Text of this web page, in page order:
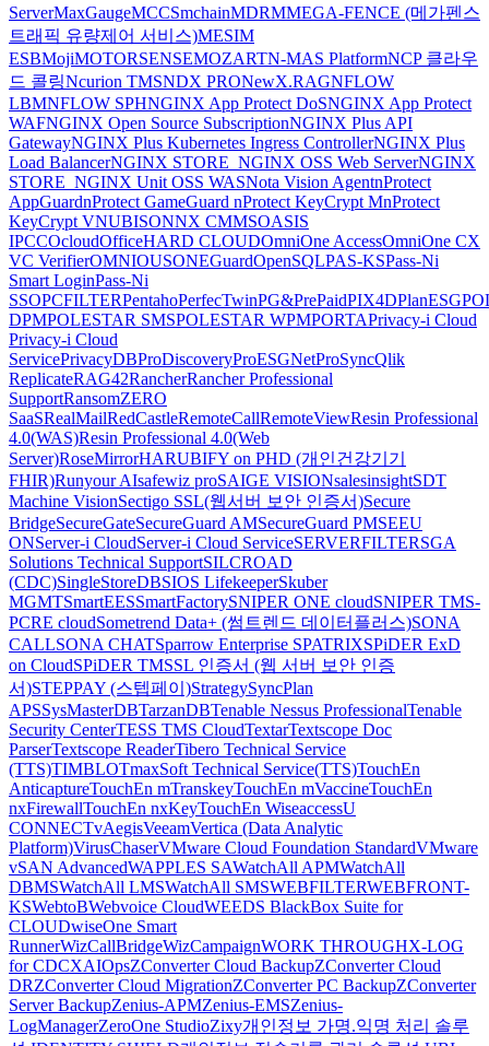
ServerMaxGaugeMCCSmchainMDRMMEGA-FENCE (메가펜스
트래픽 유량제어 서비스)MESIM
ESBMojiMOTORSENSEMOZARTN-MAS PlatformNCP 클라우
드 콜링Ncurion TMSNDX PRONewX.RAGNFLOW
LBMNFLOW SPHNGINX App Protect DoSNGINX App Protect
WAFNGINX Open Source SubscriptionNGINX Plus API
GatewayNGINX Plus Kubernetes Ingress ControllerNGINX Plus
Load BalancerNGINX STORE_NGINX OSS Web ServerNGINX
STORE_NGINX Unit OSS WASNota Vision AgentnProtect
AppGuardnProtect GameGuard nProtect KeyCrypt MnProtect
KeyCrypt VNUBISONNX CMMSOASIS
IPCCOcloudOfficeHARD CLOUDOmniOne AccessOmniOne CX
VC VerifierOMNIOUSONEGuardOpenSQLPAS-KSPass-Ni
Smart LoginPass-Ni
SSOPCFILTERPentahoPerfecTwinPG&PrePaidPIX4DPlanESG
DPMPOLESTAR SMSPOLESTAR WPMPORTAPrivacy-i Cloud
Privacy-i Cloud
ServicePrivacyDBProDiscoveryProESGNetProSyncQlik
ReplicateRAG42RancherRancher Professional
SupportRansomZERO
SaaSRealMailRedCastleRemoteCallRemoteViewResin Professional
4.0(WAS)Resin Professional 4.0(Web
Server)RoseMirrorHARUBIFY on PHD (개인건강기기
FHIR)Runyour AIsafewiz proSAIGE VISIONsalesinsightSDT
Machine VisionSectigo SSL(웹서버 보안 인증서)Secure
BridgeSecureGateSecureGuard AMSecureGuard PMSEEU
ONServer-i CloudServer-i Cloud ServiceSERVERFILTERSGA
Solutions Technical SupportSILCROAD
(CDC)SingleStoreDBSIOS LifekeeperSkuber
MGMTSmartEESSmartFactorySNIPER ONE cloudSNIPER TMS-
PCRE cloudSometrend Data+ (썸트렌드 데이터플러스)SONA
CALLSONA CHATSparrow Enterprise SPATRIXSPiDER ExD
on CloudSPiDER TMSSL 인증서 (웹 서버 보안 인증
서)STEPPAY (스텝페이)StrategySyncPlan
APSSysMasterDBTarzanDBTenable Nessus ProfessionalTenable
Security CenterTESS TMS CloudTextarTextscope Doc
ParserTextscope ReaderTibero Technical Service
(TTS)TIMBLOTmaxSoft Technical Service(TTS)TouchEn
AnticaptureTouchEn mTranskeyTouchEn mVaccineTouchEn
nxFirewallTouchEn nxKeyTouchEn WiseaccessU
CONNECTvAegisVeeamVertica (Data Analytic
Platform)VirusChaserVMware Cloud Foundation StandardVMware
vSAN AdvancedWAPPLES SAWatchAll APMWatchAll
DBMSWatchAll LMSWatchAll SMSWEBFILTERWEBFRONT-
KSWebtoBWebvoice CloudWEEDS BlackBox Suite for
CLOUDwiseOne Smart
RunnerWizCallBridgeWizCampaignWORK THROUGHX-LOG
for CDCXAIOpsZConverter Cloud BackupZConverter Cloud
DRZConverter Cloud MigrationZConverter PC BackupZConverter
Server BackupZenius-APMZenius-EMSZenius-
LogManagerZeroOne StudioZixy개인정보 가명.익명 처리 솔루